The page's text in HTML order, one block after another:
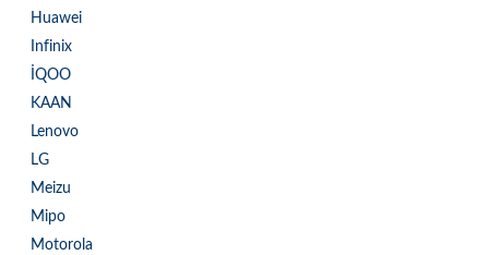
Huawei
Infinix
İQOO
KAAN
Lenovo
LG
Meizu
Mipo
Motorola